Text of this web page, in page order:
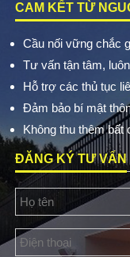
CAM KẾT TỪ
Cầu nối vững chắc
Tư vấn tận tâm,
Hỗ trợ các thủ tục
Đảm bảo bí mật
Không thu thêm bất
ĐĂNG KÝ TƯ VẤN